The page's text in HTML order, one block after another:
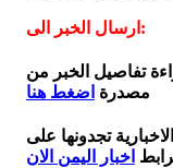
ارسال الخبر الى:
تفاصيل الخبر من
مصدرة اضغط هنا
تجدونها على
اخبار اليمن الان